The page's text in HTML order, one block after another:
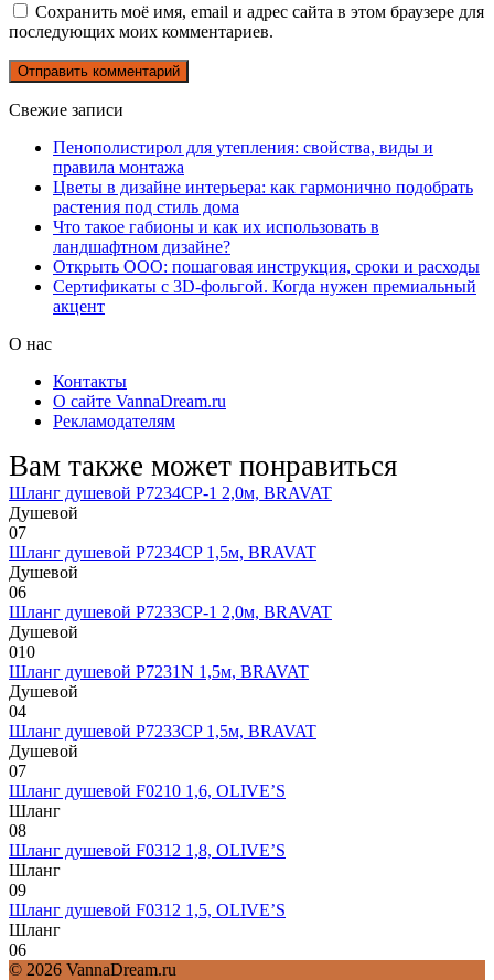
Сохранить моё имя, email и адрес сайта в этом браузере для
последующих моих комментариев.
Свежие записи
Пенополистирол для утепления: свойства, виды и
правила монтажа
Цветы в дизайне интерьера: как гармонично подобрать
растения под стиль дома
Что такое габионы и как их использовать в
ландшафтном дизайне?
Открыть ООО: пошаговая инструкция, сроки и расходы
Сертификаты с 3D-фольгой. Когда нужен премиальный
акцент
О нас
Контакты
О сайте VannaDream.ru
Рекламодателям
Вам также может понравиться
Шланг душевой P7234CP-1 2,0м, BRAVAT
Душевой
07
Шланг душевой P7234CP 1,5м, BRAVAT
Душевой
06
Шланг душевой P7233CP-1 2,0м, BRAVAT
Душевой
010
Шланг душевой P7231N 1,5м, BRAVAT
Душевой
04
Шланг душевой P7233CP 1,5м, BRAVAT
Душевой
07
Шланг душевой F0210 1,6, OLIVE’S
Шланг
08
Шланг душевой F0312 1,8, OLIVE’S
Шланг
09
Шланг душевой F0312 1,5, OLIVE’S
Шланг
06
© 2026 VannaDream.ru